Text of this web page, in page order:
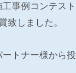
事例コンテス
致しました。
トナー様から